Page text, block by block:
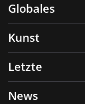
Globales
Kunst
Letzte
News